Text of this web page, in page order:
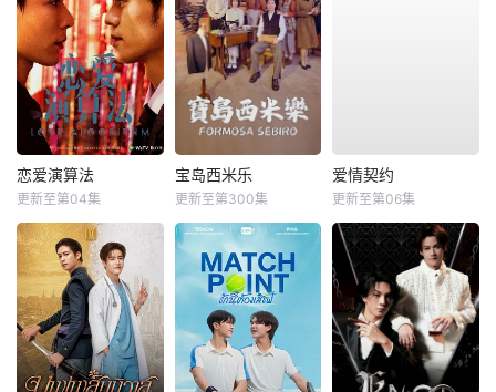
恋爱演算法
更新至第04集
宝岛西米乐
更新至第300集
爱情契约
更新至第06集